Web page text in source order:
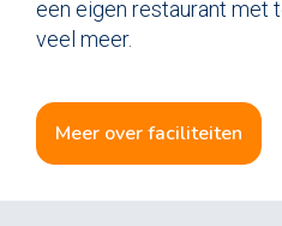
een eigen restaurant met
veel meer.
meer over faciliteiten